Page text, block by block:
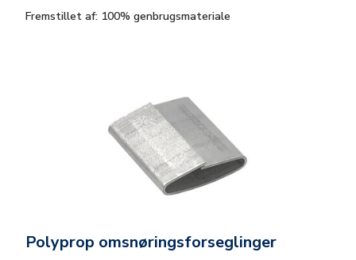
Fremstillet af: 100% genbrugsmateriale
Polyprop omsnøringsforseglinger